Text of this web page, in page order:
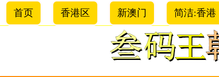
首页 香港区 新澳门 简洁:香港